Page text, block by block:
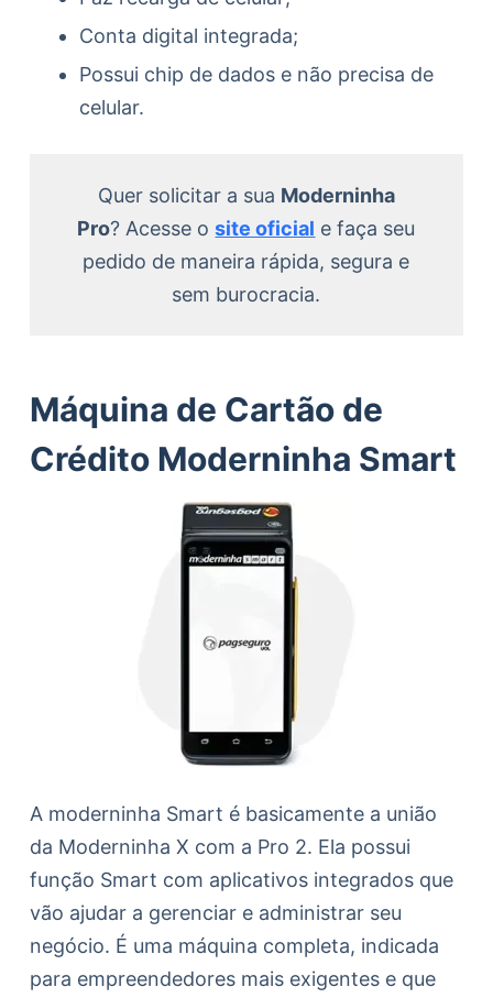
Conta digital integrada;
Possui chip de dados e não precisa de
celular.
Quer solicitar a sua Moderninha
Pro? Acesse osite oficial e faça seu
pedido de maneira rápida, segura e
sem burocracia.
Máquina de Cartão de
Crédito Moderninha Smart
A moderninha Smart é basicamente a união
da Moderninha X com a Pro 2. Ela possui
função Smart com aplicativos integrados que
vão ajudar a gerenciar e administrar seu
negócio. É uma máquina completa, indicada
para empreendedores mais exigentes e que